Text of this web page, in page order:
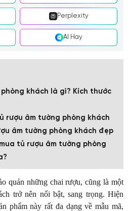
Perplexity
AI Hay
phòng khách là gì? Kích thước
rượu âm tường phòng khách
âm tường phòng khách đẹp
mua tủ rượu âm tường phòng
quản những chai rượu, cũng là một
trở nên nổi bật, sang trọng. Hiện
phẩm này rất đa dạng về mẫu mã,